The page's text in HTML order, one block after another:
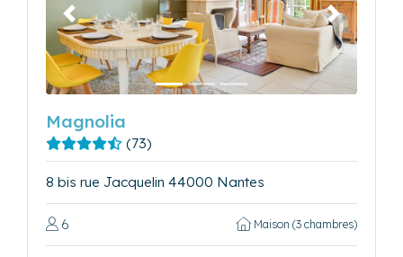
Précédent Suivant
Magnolia
(73)
8 bis rue Jacquelin 44000 Nantes
6 Maison (3 chambres)